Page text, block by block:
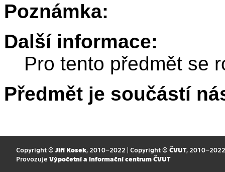
Poznámka:
Další informace:
Pro tento předmět se
Předmět je součástí
Copyright © Jiří Kosek, 2010–2022 | Copyright © ČVUT, 2010–2022
Provozuje Výpočetní a informační centrum ČVUT